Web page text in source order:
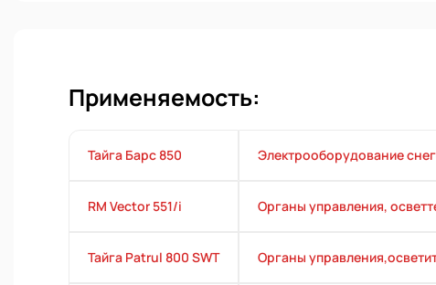
Применяемость:
Тайга Барс 850 Электрооборудование
RM Vector 551/i Органы управления,
Тайга Patrul 800 SWT Органы